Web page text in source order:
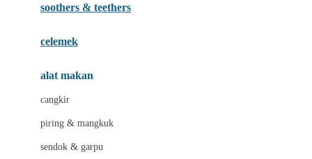
I
Inlacta DHA
Ivenet
soothers & teethers
celemek
alat makan
cangkir
piring & mangkuk
sendok & garpu